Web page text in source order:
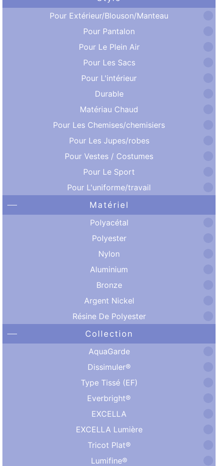
Pour Extérieur/Blouson/Manteau
Pour Pantalon
Pour Le Plein Air
Pour Les Sacs
Pour L'intérieur
Durable
Matériau Chaud
Pour Les Chemises/chemisiers
Pour Les Jupes/robes
Pour Vestes / Costumes
Pour Le Sport
Pour L'uniforme/travail
Matériel
Polyacétal
Polyester
Nylon
Aluminium
Bronze
Argent Nickel
Résine De Polyester
Collection
AquaGarde
Dissimuler®
Type Tissé (EF)
Everbright®
EXCELLA
EXCELLA Lumière
Tricot Plat®
Lumifine®